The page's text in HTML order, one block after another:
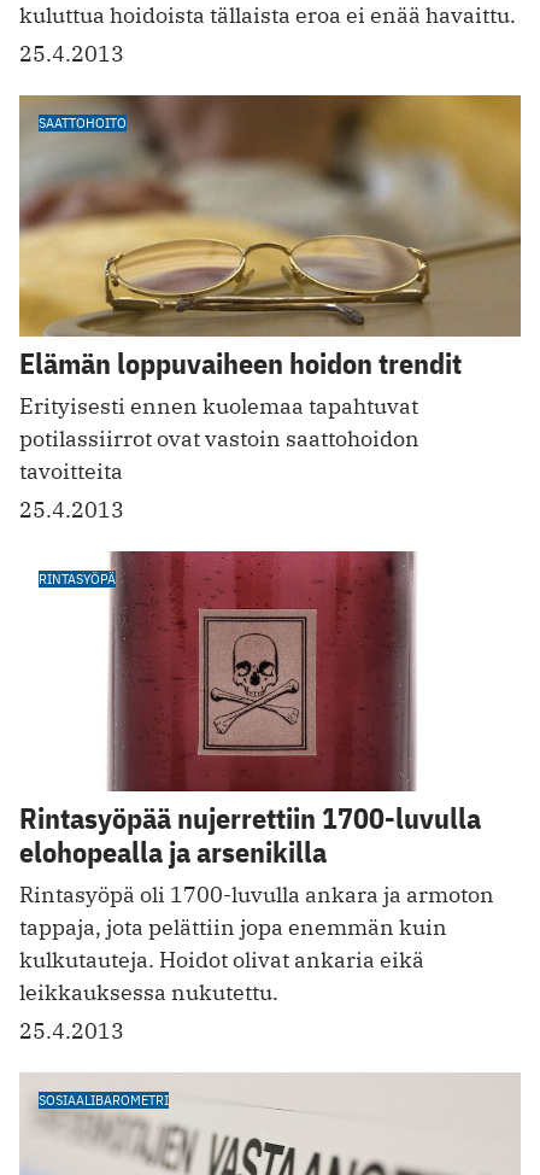
kuluttua hoidoista tällaista eroa ei enää havaittu.
25.4.2013
SAATTOHOITO
Elämän loppuvaiheen hoidon trendit
Erityisesti ennen kuolemaa tapahtuvat
potilassiirrot ovat vastoin saattohoidon
tavoitteita
25.4.2013
RINTASYÖPÄ
Rintasyöpää nujerrettiin 1700-luvulla
elohopealla ja arsenikilla
Rintasyöpä oli 1700-luvulla ankara ja armoton
tappaja, jota pelättiin jopa enemmän kuin
kulkutauteja. Hoidot olivat ankaria eikä
leikkauksessa nukutettu.
25.4.2013
SOSIAALIBAROMETRI